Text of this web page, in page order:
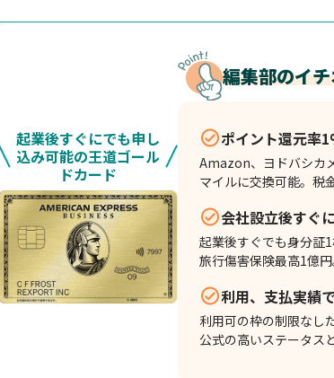
起業後すぐにでも申し
込み可能の王道ゴール
ドカード
編集部のイ
ポイント還元率
Amazon、ヨドバシカ
マイルに交換可能。税
会社設立後すぐ
起業後すぐでも身分証
旅行傷害保険最高1億
利用、支払実績
利用可の枠の制限なし
公式の高いステータス